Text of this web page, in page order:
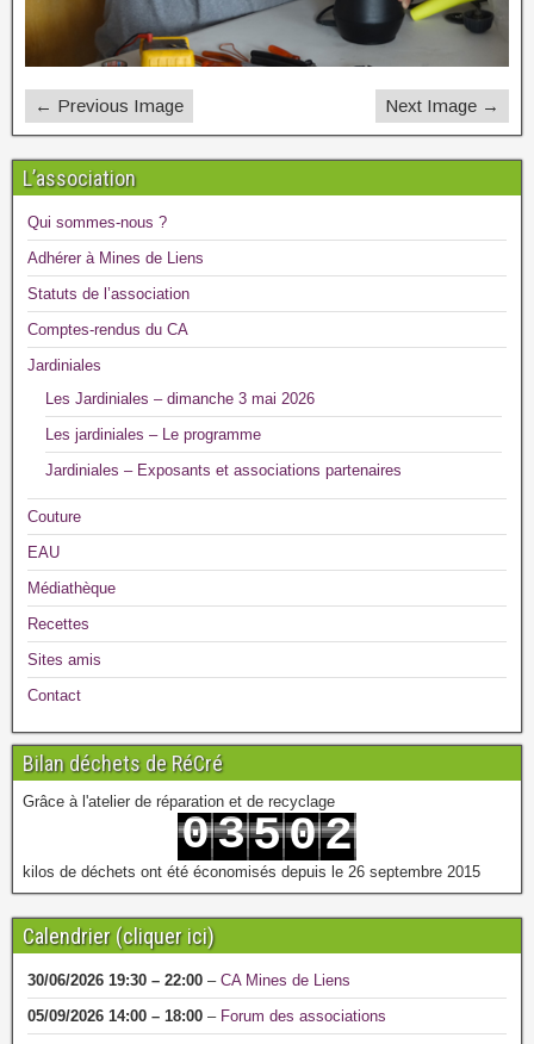
← Previous Image Next Image →
L’association
Qui sommes-nous ?
Adhérer à Mines de Liens
Statuts de l’association
Comptes-rendus du CA
Jardiniales
Les Jardiniales – dimanche 3 mai 2026
Les jardiniales – Le programme
Jardiniales – Exposants et associations partenaires
Couture
EAU
Médiathèque
Recettes
Sites amis
Contact
Bilan déchets de RéCré
Grâce à l'atelier de réparation et de recyclage
0
1
3
4
5
6
0
1
2
3
kilos de déchets ont été économisés depuis le 26 septembre 2015
Calendrier (cliquer ici)
30/06/2026 19:30 – 22:00 – CA Mines de Liens
05/09/2026 14:00 – 18:00 – Forum des associations